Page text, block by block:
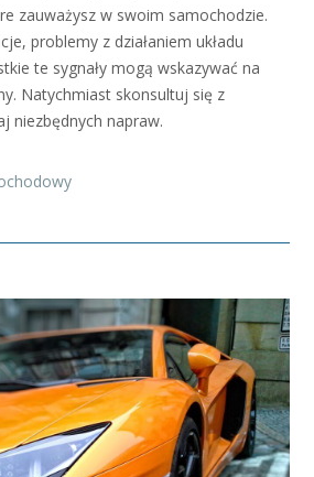
zauważysz w swoim samochodzie.
problemy z działaniem układu
te sygnały mogą wskazywać na
Natychmiast skonsultuj się z
niezbędnych napraw.